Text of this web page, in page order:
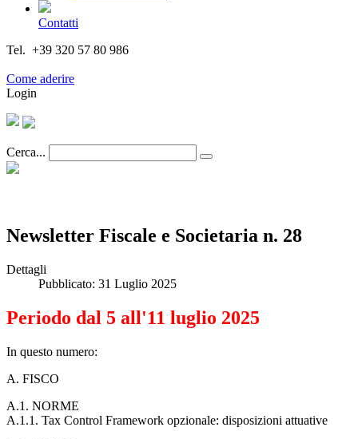
Contatti
Tel. +39 320 57 80 986
Come aderire
Login
Cerca...
Newsletter Fiscale e Societaria n. 28
Dettagli
Pubblicato: 31 Luglio 2025
Periodo dal 5 all'11 luglio 2025
In questo numero:
A. FISCO
A.1. NORME
A.1.1. Tax Control Framework opzionale: disposizioni attuative